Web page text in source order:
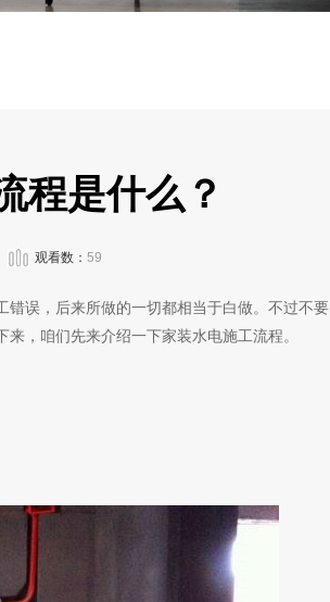
程是什么？
观看数： 59
误，后来所做的一切都相当于白做。不过不要
，咱们先来介绍一下家装水电施工流程。